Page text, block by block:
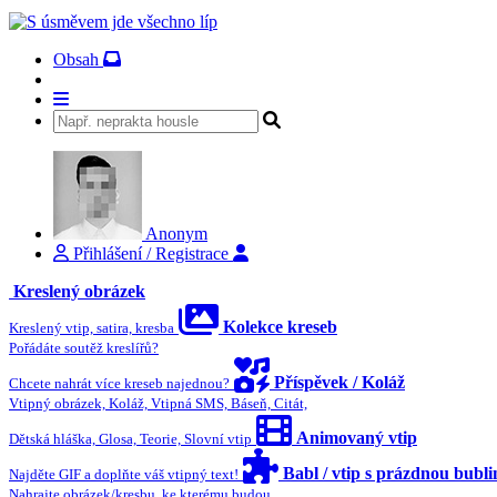
Obsah
Anonym
Přihlášení / Registrace
Kreslený obrázek
Kreslený vtip, satira, kresba Kolekce kreseb
Pořádáte soutěž kreslířů?
Chcete nahrát více kreseb najednou? Příspěvek / Koláž
Vtipný obrázek, Koláž, Vtipná SMS, Báseň, Citát,
Dětská hláška, Glosa, Teorie, Slovní vtip Animovaný vtip
Najděte GIF a doplňte váš vtipný text! Babl / vtip s prázdnou